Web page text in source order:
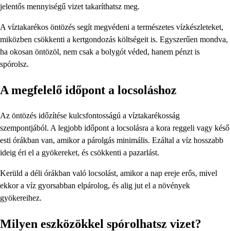
jelentős mennyiségű vizet takaríthatsz meg.
A víztakarékos öntözés segít megvédeni a természetes vízkészleteket,
miközben csökkenti a kertgondozás költségeit is. Egyszerűen mondva,
ha okosan öntözöl, nem csak a bolygót véded, hanem pénzt is
spórolsz.
A megfelelő időpont a locsoláshoz
Az öntözés időzítése kulcsfontosságú a víztakarékosság
szempontjából. A legjobb időpont a locsolásra a kora reggeli vagy késő
esti órákban van, amikor a párolgás minimális. Ezáltal a víz hosszabb
ideig éri el a gyökereket, és csökkenti a pazarlást.
Kerüld a déli órákban való locsolást, amikor a nap ereje erős, mivel
ekkor a víz gyorsabban elpárolog, és alig jut el a növények
gyökereihez.
Milyen eszközökkel spórolhatsz vizet?